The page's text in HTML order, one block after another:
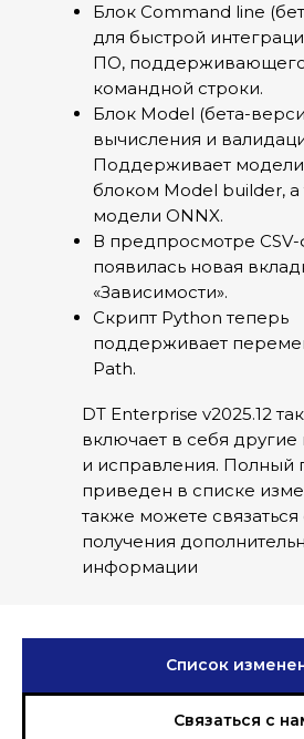
Блок Command line
для быстрой
ПО, поддерживающего
командной строки.
Блок Model (бета-
вычисления и
Поддерживает
блоком Model builder, а
модели ONNX.
В предпросмотре
появилась новая
«Зависимости».
Скрипт Python теперь
поддерживает
Path.
DT Enterprise v2025.12
включает в себя
и исправления. Полный
приведен в списке
также можете
получения
информации
Список
Связаться с